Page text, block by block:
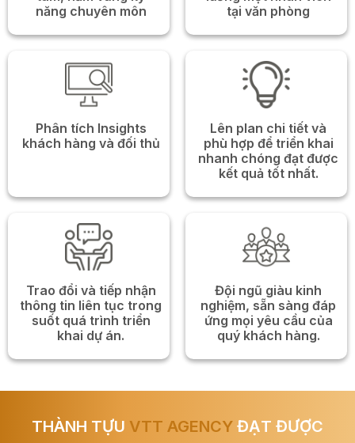
năng chuyên môn
tại văn phòng
Phân tích Insights
khách hàng và đối thủ
Lên plan chi tiết và
phù hợp để triển khai
nhanh chóng đạt được
kết quả tốt nhất.
Trao đổi và tiếp nhận
thông tin liên tục trong
suốt quá trình triển
khai dự án.
Đội ngũ giàu kinh
nghiệm, sẵn sàng đáp
ứng mọi yêu cầu của
quý khách hàng.
THÀNH TỰU VTT AGENCY ĐẠT ĐƯỢC